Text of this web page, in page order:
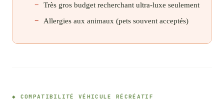
Très gros budget recherchant ultra-luxe seulement
Allergies aux animaux (pets souvent acceptés)
COMPATIBILITÉ VÉHICULE RÉCRÉATIF